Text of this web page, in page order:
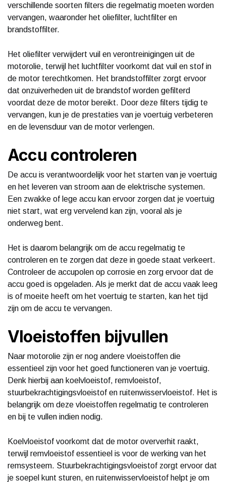
verschillende soorten filters die regelmatig moeten worden
vervangen, waaronder het oliefilter, luchtfilter en
brandstoffilter.
Het oliefilter verwijdert vuil en verontreinigingen uit de
motorolie, terwijl het luchtfilter voorkomt dat vuil en stof in
de motor terechtkomen. Het brandstoffilter zorgt ervoor
dat onzuiverheden uit de brandstof worden gefilterd
voordat deze de motor bereikt. Door deze filters tijdig te
vervangen, kun je de prestaties van je voertuig verbeteren
en de levensduur van de motor verlengen.
Accu controleren
De accu is verantwoordelijk voor het starten van je voertuig
en het leveren van stroom aan de elektrische systemen.
Een zwakke of lege accu kan ervoor zorgen dat je voertuig
niet start, wat erg vervelend kan zijn, vooral als je
onderweg bent.
Het is daarom belangrijk om de accu regelmatig te
controleren en te zorgen dat deze in goede staat verkeert.
Controleer de accupolen op corrosie en zorg ervoor dat de
accu goed is opgeladen. Als je merkt dat de accu vaak leeg
is of moeite heeft om het voertuig te starten, kan het tijd
zijn om de accu te vervangen.
Vloeistoffen bijvullen
Naar motorolie zijn er nog andere vloeistoffen die
essentieel zijn voor het goed functioneren van je voertuig.
Denk hierbij aan koelvloeistof, remvloeistof,
stuurbekrachtigingsvloeistof en ruitenwisservloeistof. Het is
belangrijk om deze vloeistoffen regelmatig te controleren
en bij te vullen indien nodig.
Koelvloeistof voorkomt dat de motor oververhit raakt,
terwijl remvloeistof essentieel is voor de werking van het
remsysteem. Stuurbekrachtigingsvloeistof zorgt ervoor dat
je soepel kunt sturen, en ruitenwisservloeistof helpt je om